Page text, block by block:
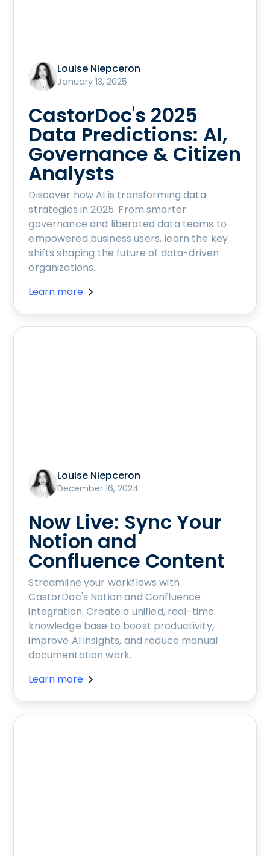
Louise Niepceron
January 13, 2025
CastorDoc's 2025
Data Predictions: AI,
Governance & Citizen
Analysts
Discover how AI is transforming data
strategies in 2025. From smarter
governance and liberated data teams to
empowered business users, learn the key
shifts shaping the future of data-driven
organizations.
Learn more
Louise Niepceron
December 16, 2024
Now Live: Sync Your
Notion and
Confluence Content
Streamline your workflows with
CastorDoc's Notion and Confluence
integration. Create a unified, real-time
knowledge base to boost productivity,
improve AI insights, and reduce manual
documentation work.
Learn more